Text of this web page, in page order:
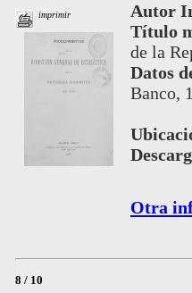
imprimir Autor
Título
de la
Datos
Banco,
Otra
8 / 10